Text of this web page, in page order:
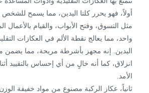
أولاً، فهو يحرر كلتا اليدين، مما يسمح للشخص
مثل التسوق، وفتح الأبواب، والقيام بالأعمال
واحد، مما يعالج نقطة الألم في العكازات
اليدين. إنه مجهز بأشرطة مريحة، مما يضمن
انزلاق، كما أنه خالٍ من أي إحساس بالتقييد
الأمد.
ثانياً، عكاز الركبة مصنوع من مواد خفيفة الوزن